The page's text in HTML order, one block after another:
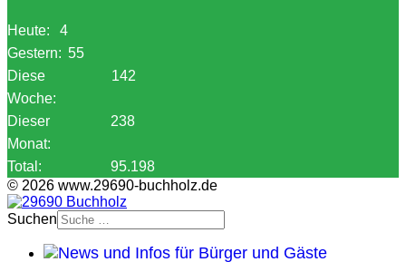
Heute:
4
Gestern: 55
Diese
Woche:
142
Dieser
Monat:
238
Total:
95.198
© 2026 www.29690-buchholz.de
Suchen